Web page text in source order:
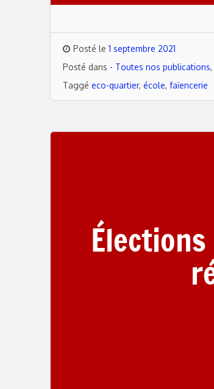
Posté le 1 septembre 2021
Posté dans - Toutes nos publications,
Taggé eco-quartier, école, faïencerie
Élections